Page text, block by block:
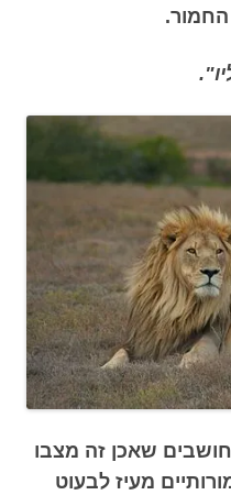
החמור.
שאכן זה מצבו
מעיז לבעוט